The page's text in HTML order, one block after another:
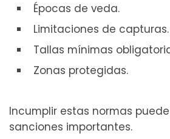
Épocas de veda.
Limitaciones de capturas.
Tallas mínimas
Zonas protegidas.
Incumplir estas normas
sanciones importantes.